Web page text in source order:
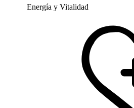
Energía y Vitalidad